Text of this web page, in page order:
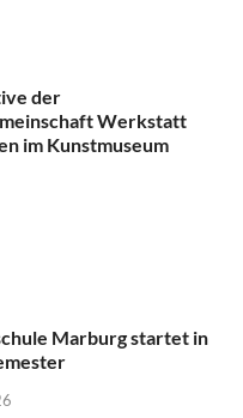
der
Werkstatt
im Kunstmuseum
Marburg startet in